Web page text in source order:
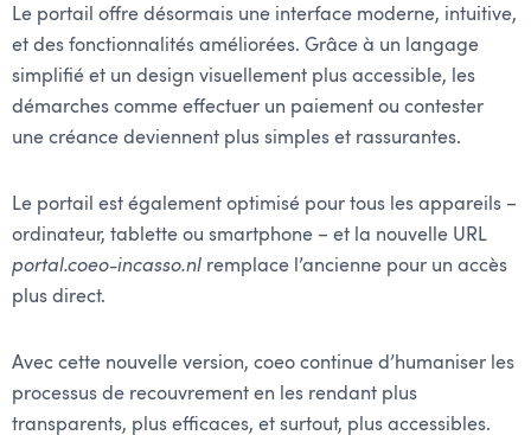
Le portail offre désormais une interface moderne, intuitive,
et des fonctionnalités améliorées. Grâce à un langage
simplifié et un design visuellement plus accessible, les
démarches comme effectuer un paiement ou contester
une créance deviennent plus simples et rassurantes.
Le portail est également optimisé pour tous les appareils –
ordinateur, tablette ou smartphone – et la nouvelle URL
portal.coeo-incasso.nl remplace l’ancienne pour un accès
plus direct.
Avec cette nouvelle version, coeo continue d’humaniser les
processus de recouvrement en les rendant plus
transparents, plus efficaces, et surtout, plus accessibles.